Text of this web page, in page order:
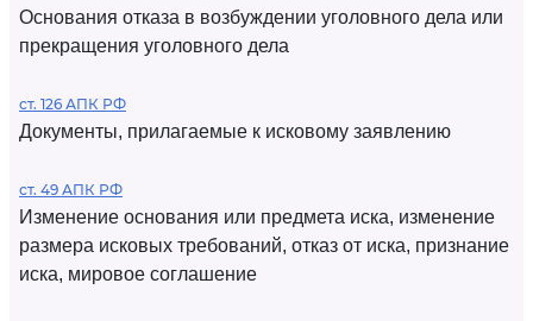
Основания отказа в возбуждении уголовного дела или
прекращения уголовного дела
ст. 126 АПК РФ
Документы, прилагаемые к исковому заявлению
ст. 49 АПК РФ
Изменение основания или предмета иска, изменение
размера исковых требований, отказ от иска, признание
иска, мировое соглашение